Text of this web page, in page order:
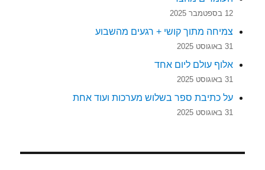
12 בספטמבר 2025
צמיחה מתוך קושי + רגעים מהשבוע
31 באוגוסט 2025
אלוף עולם ליום אחד
31 באוגוסט 2025
על כתיבת ספר בשלוש מערכות ועוד אחת
31 באוגוסט 2025